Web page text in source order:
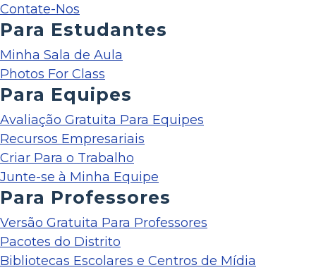
Contate-Nos
Para Estudantes
Minha Sala de Aula
Photos For Class
Para Equipes
Avaliação Gratuita Para Equipes
Recursos Empresariais
Criar Para o Trabalho
Junte-se à Minha Equipe
Para Professores
Versão Gratuita Para Professores
Pacotes do Distrito
Bibliotecas Escolares e Centros de Mídia